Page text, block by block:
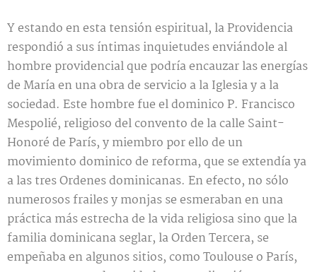
Y estando en esta tensión espiritual, la Providencia
respondió a sus íntimas inquietudes enviándole al
hombre providencial que podría encauzar las energías
de María en una obra de servicio a la Iglesia y a la
sociedad. Este hombre fue el dominico P. Francisco
Mespolié, religioso del convento de la calle Saint-
Honoré de París, y miembro por ello de un
movimiento dominico de reforma, que se extendía ya
a las tres Ordenes dominicanas. En efecto, no sólo
numerosos frailes y monjas se esmeraban en una
práctica más estrecha de la vida religiosa sino que la
familia dominicana seglar, la Orden Tercera, se
empeñaba en algunos sitios, como Toulouse o París,